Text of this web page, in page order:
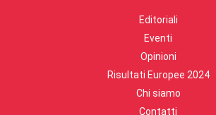
Editoriali
Eventi
Opinioni
Risultati Europee 2024
Chi siamo
Contatti